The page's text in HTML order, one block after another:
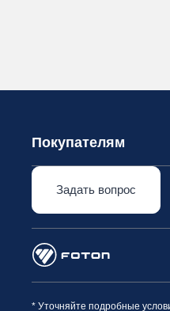
Покупателям
Задать вопрос
* Уточняйте подробные